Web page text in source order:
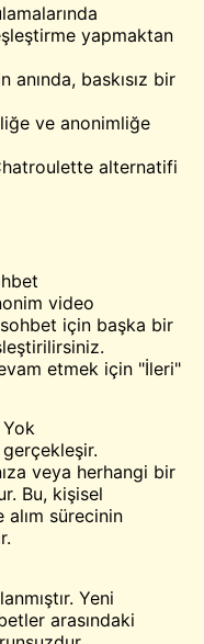
yapmaktan
anında, baskısız bir
ve anonimliğe
alternatifi
video
sohbet için başka bir
etmek için "İleri"
gerçekleşir.
veya herhangi bir
Bu, kişisel
alım sürecinin
Yeni
arasındaki